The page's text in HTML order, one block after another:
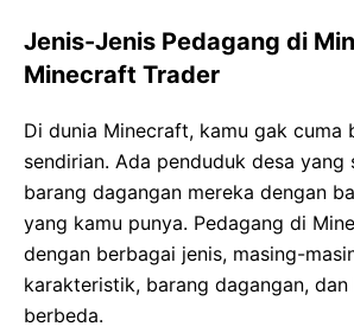
Jenis-Jenis Pedagang di
Minecraft Trader
Di dunia Minecraft, kamu gak cuma
sendirian. Ada penduduk desa yang
barang dagangan mereka dengan
yang kamu punya. Pedagang di
dengan berbagai jenis, masing-
karakteristik, barang dagangan,
berbeda.